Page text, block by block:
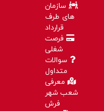
سازمان
های طرف
قرارداد
فرصت
شغلی
سوالات
متداول
معرفی
شعب شهر
فرش